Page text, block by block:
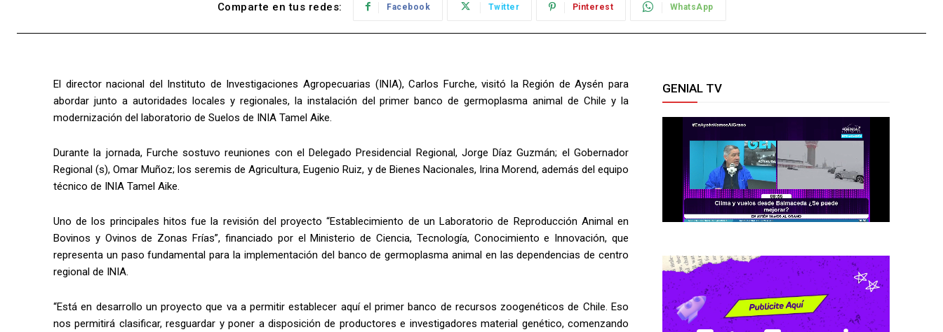
Comparte en tus redes: Facebook Twitter Pinterest WhatsApp
El director nacional del Instituto de Investigaciones Agropecuarias (INIA), Carlos Furche, visitó la Región de Aysén para
abordar junto a autoridades locales y regionales, la instalación del primer banco de germoplasma animal de Chile y la
modernización del laboratorio de Suelos de INIA Tamel Aike.
Durante la jornada, Furche sostuvo reuniones con el Delegado Presidencial Regional, Jorge Díaz Guzmán; el Gobernador
Regional (s), Omar Muñoz; los seremis de Agricultura, Eugenio Ruiz, y de Bienes Nacionales, Irina Morend, además del equipo
técnico de INIA Tamel Aike.
Uno de los principales hitos fue la revisión del proyecto “Establecimiento de un Laboratorio de Reproducción Animal en
Bovinos y Ovinos de Zonas Frías”, financiado por el Ministerio de Ciencia, Tecnología, Conocimiento e Innovación, que
representa un paso fundamental para la implementación del banco de germoplasma animal en las dependencias de centro
regional de INIA.
“Está en desarrollo un proyecto que va a permitir establecer aquí el primer banco de recursos zoogenéticos de Chile. Eso
nos permitirá clasificar, resguardar y poner a disposición de productores e investigadores material genético, comenzando
GENIAL TV